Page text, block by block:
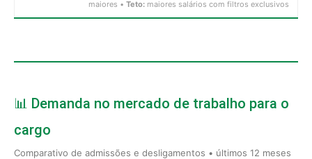
maiores • Teto: maiores salários com filtros exclusivos
📊 Demanda no mercado de trabalho para o
cargo
Comparativo de admissões e desligamentos • últimos 12 meses